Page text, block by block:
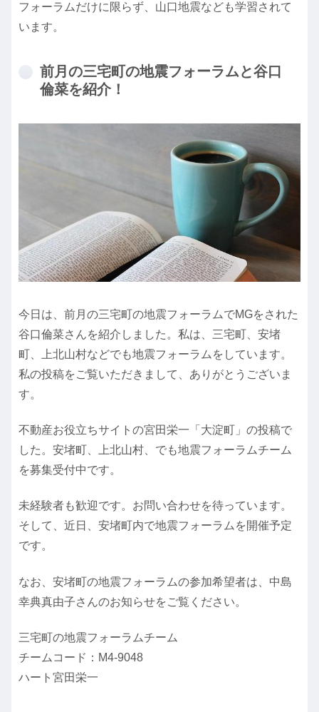
フォーラムだけに限らず、山口地震なども学習されて
います。
前月の三宅町の地震フォーラムと谷口
倫菜を紹介！
今日は、前月の三宅町の地震フォーラムでMGをされた
谷口倫菜さんを紹介しました。私は、三宅町、安堵
町、上北山村などでも地震フォーラムをしています。
私の投稿をご覧いただきまして、ありがとうございま
す。
不動産お役立ちサイトの宮田栄一「大淀町」の投稿で
した。安堵町、上北山村、でも地震フォーラムチーム
を募集受付中です。
未経験者も歓迎です。お問い合わせを待っています。
そして、近日、安堵町内で地震フォーラムを開催予定
です。
なお、安堵町の地震フォーラムの参加希望者は、中島
幸典真由子さんのお知らせをご覧ください。
三宅町の地震フォーラムチーム
チームコード：M4-9048
ハート宮田栄一